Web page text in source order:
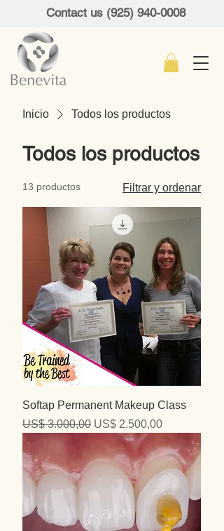
Contact us (925) 940-0008
Inicio Todos los productos
Todos los productos
13 productos Filtrar y ordenar
Softap Permanent Makeup Class
Precio
US$ 3.000,00 Precio de oferta
US$ 2.500,00